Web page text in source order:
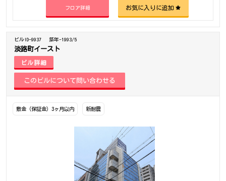
フロア詳細 お気に入りに追加
ビルID-9937 築年-1993/5
淡路町イースト
ビル詳細
敷金（保証金）3ヶ月以内 新耐震